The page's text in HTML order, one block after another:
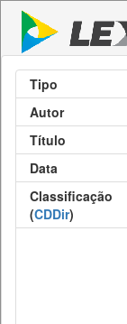
Tipo
Autor
Título
Data
Classificação
(CDDir)